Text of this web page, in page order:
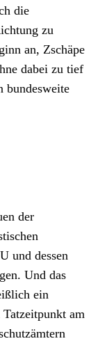
die
zu
an, Zschäpe
dabei zu tief
bundesweite
der
und dessen
Und das
ein
am